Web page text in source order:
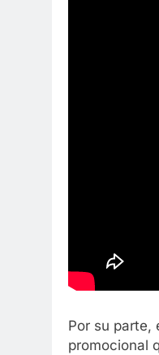
Por su parte,
promocional